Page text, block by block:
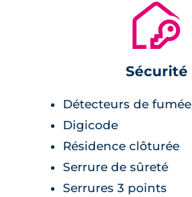
🔐
Sécurité
Détecteurs de fumée
Digicode
Résidence clôturée
Serrure de sûreté
Serrures 3 points